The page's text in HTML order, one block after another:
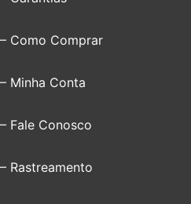
– Como Comprar
– Minha Conta
– Fale Conosco
– Rastreamento